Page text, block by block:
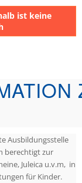
ist keine
Ausbildungsstelle
berechtigt zur
Juleica u.v.m, in
für Kinder.